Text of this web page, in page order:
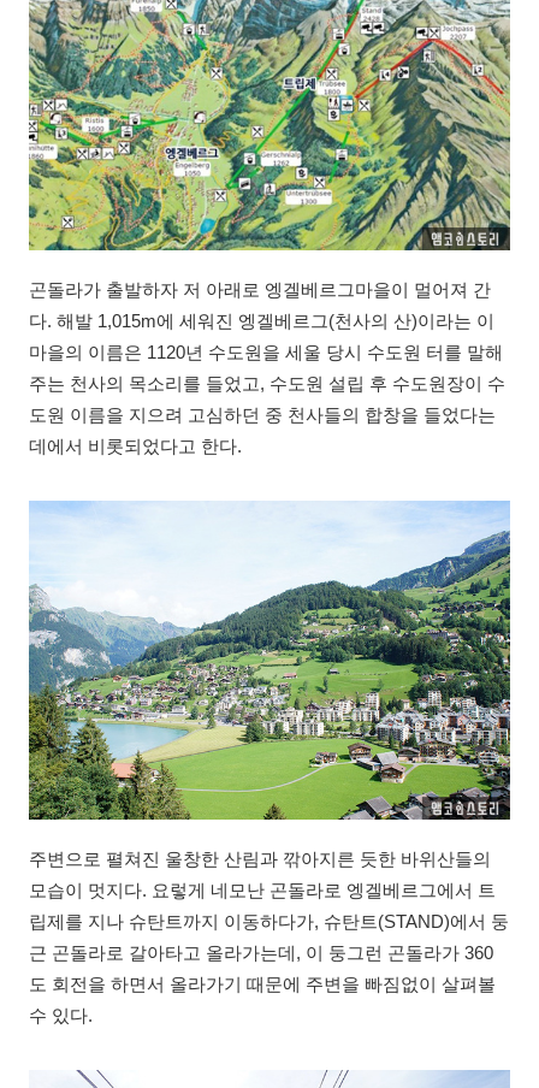
곤돌라가 출발하자 저 아래로 엥겔베르그마을이 멀어져 간
다. 해발 1,015m에 세워진 엥겔베르그(천사의 산)이라는 이
마을의 이름은 1120년 수도원을 세울 당시 수도원 터를 말해
주는 천사의 목소리를 들었고, 수도원 설립 후 수도원장이 수
도원 이름을 지으려 고심하던 중 천사들의 합창을 들었다는
데에서 비롯되었다고 한다.
주변으로 펼쳐진 울창한 산림과 깎아지른 듯한 바위산들의
모습이 멋지다. 요렇게 네모난 곤돌라로 엥겔베르그에서 트
립제를 지나 슈탄트까지 이동하다가, 슈탄트(STAND)에서 둥
근 곤돌라로 갈아타고 올라가는데, 이 둥그런 곤돌라가 360
도 회전을 하면서 올라가기 때문에 주변을 빠짐없이 살펴볼
수 있다.